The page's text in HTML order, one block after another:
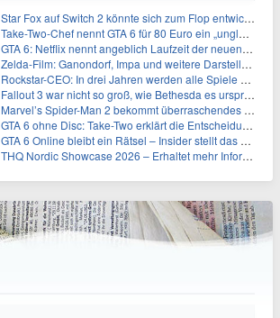
Star Fox auf Switch 2 könnte sich zum Flop entwickeln
Take-Two-Chef nennt GTA 6 für 80 Euro ein „unglaubliches Schnäppchen“
GTA 6: Netflix nennt angeblich Laufzeit der neuen Gameplay-Präsentation
Zelda-Film: Ganondorf, Impa und weitere Darsteller sollen feststehen
Rockstar-CEO: In drei Jahren werden alle Spiele gestreamt
Fallout 3 war nicht so groß, wie Bethesda es ursprünglich wollte
Marvel’s Spider-Man 2 bekommt überraschendes PS5-Update mit gewünschter Komfortfunktion
GTA 6 ohne Disc: Take-Two erklärt die Entscheidung für Download-Codes
GTA 6 Online bleibt ein Rätsel – Insider stellt das neue Gerücht klar
THQ Nordic Showcase 2026 – Erhaltet mehr Informationen